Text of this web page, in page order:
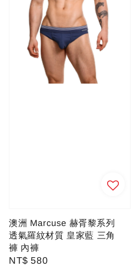
澳洲 Marcuse 赫胥黎系列
透氣羅紋材質 皇家藍 三角
褲 內褲
Regular
NT$ 580